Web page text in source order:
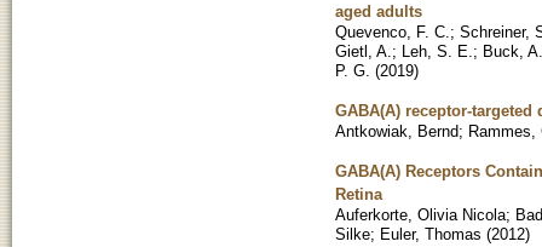
aged adults
Quevenco, F. C. ; Schreiner,
Gietl, A. ; Leh, S. E. ; Buck, A.
P. G. (2019)
GABA(A) receptor-
Antkowiak, Bernd; Rammes,
GABA(A) Receptors
Retina
Auferkorte, Olivia Nicola;
Silke; Euler, Thomas (2012)